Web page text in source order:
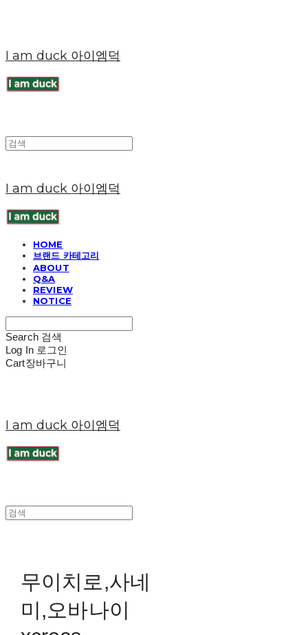
I am duck 아이엠덕
I am duck 아이엠덕
HOME
브랜드 카테고리
ABOUT
Q&A
REVIEW
NOTICE
Search 검색
Log In 로그인
Cart장바구니
I am duck 아이엠덕
무이치로,사네
미,오바나이